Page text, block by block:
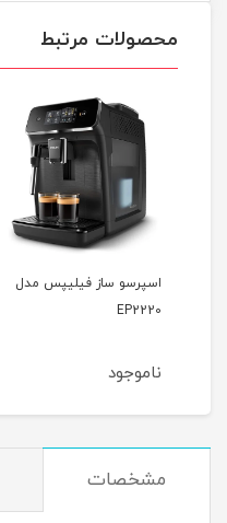
محصولات مرتبط
اسپرسو ساز فیلیپس مدل
EP2220
ناموجود
مشخصات